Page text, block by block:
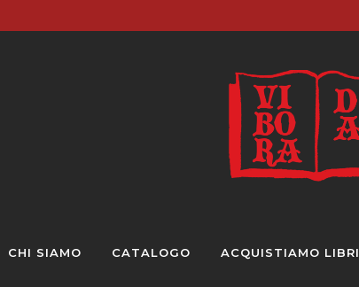
CHI SIAMO CATALOGO ACQUISTIAMO LIBRI